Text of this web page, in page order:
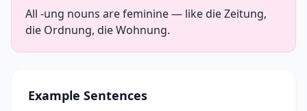
All -ung nouns are feminine — like die Zeitung,
die Ordnung, die Wohnung.
Example Sentences